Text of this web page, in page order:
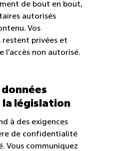
de bout en bout,
autorisés
Vos
restent privées et
l’accès non autorisé.
données
la législation
à des exigences
de confidentialité
Vous communiquez